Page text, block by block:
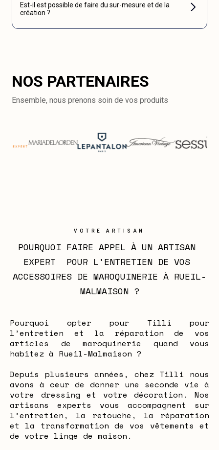
Est-il est possible de faire du sur-mesure et de la
création ?
NOS PARTENAIRES
Ensemble, nous prenons soin de vos produits
VOTRE ARTISAN
POURQUOI FAIRE APPEL À UN ARTISAN
EXPERT  POUR L'ENTRETIEN DE VOS
ACCESSOIRES DE MAROQUINERIE À RUEIL-
MALMAISON ?
Pourquoi opter pour Tilli pour
l’entretien et la réparation de vos
articles de maroquinerie quand vous
habitez à Rueil-Malmaison ?
Depuis plusieurs années, chez Tilli nous
avons à cœur de donner une seconde vie à
votre dressing et votre décoration. Nos
artisans experts vous accompagnent sur
l’entretien, la retouche, la réparation
et la transformation de vos vêtements et
de votre linge de maison.